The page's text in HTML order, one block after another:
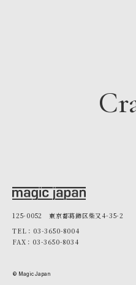
125-0052 東京都葛飾区柴又4-35-2
TEL：03-3650-8004
FAX：03-3650-8034
© Magic Japan